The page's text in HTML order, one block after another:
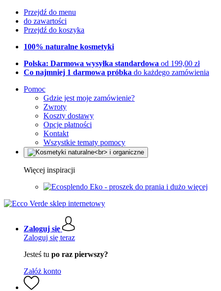
Przejdź do menu
do zawartości
Przejdź do koszyka
100% naturalne kosmetyki
Polska: Darmowa wysyłka standardowa od 199,00 zł
Co najmniej 1 darmowa próbka do każdego zamówienia
Pomoc
Gdzie jest moje zamówienie?
Zwroty
Koszty dostawy
Opcje płatności
Kontakt
Wszystkie tematy pomocy
Więcej inspiracji
Eko - proszek do prania i dużo więcej
Zaloguj się
Zaloguj się teraz
Jesteś tu po raz pierwszy?
Załóż konto